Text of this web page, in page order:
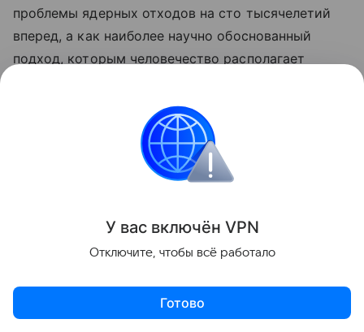
проблемы ядерных отходов на сто тысячелетий
вперед, а как наиболее научно обоснованный
подход, которым человечество располагает
Ранее мы рассказывали, как радиохимики
мониторинг радиоактивного
загрязнения Курил от «Фукусимы».
Европа Эксклюзив
У вас включён VPN
Отключите, чтобы всё работало
Готово